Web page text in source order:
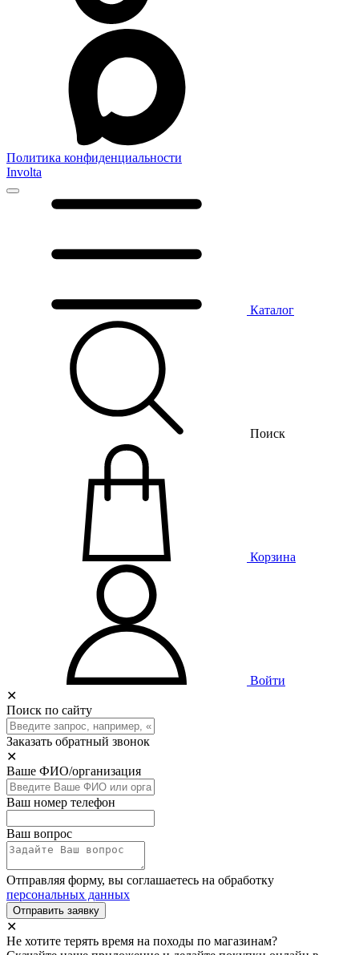
Политика конфиденциальности
Involta
Каталог
Поиск
Корзина
Войти
✕
Поиск по сайту
Заказать обратный звонок
✕
Ваше ФИО/организация
Ваш номер телефон
Ваш вопрос
Отправляя форму, вы соглашаетесь на обработку
персональных данных
Отправить заявку
✕
Не хотите терять время на походы по магазинам?